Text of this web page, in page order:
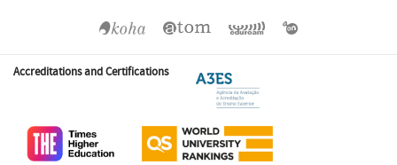
Accreditations and Certifications